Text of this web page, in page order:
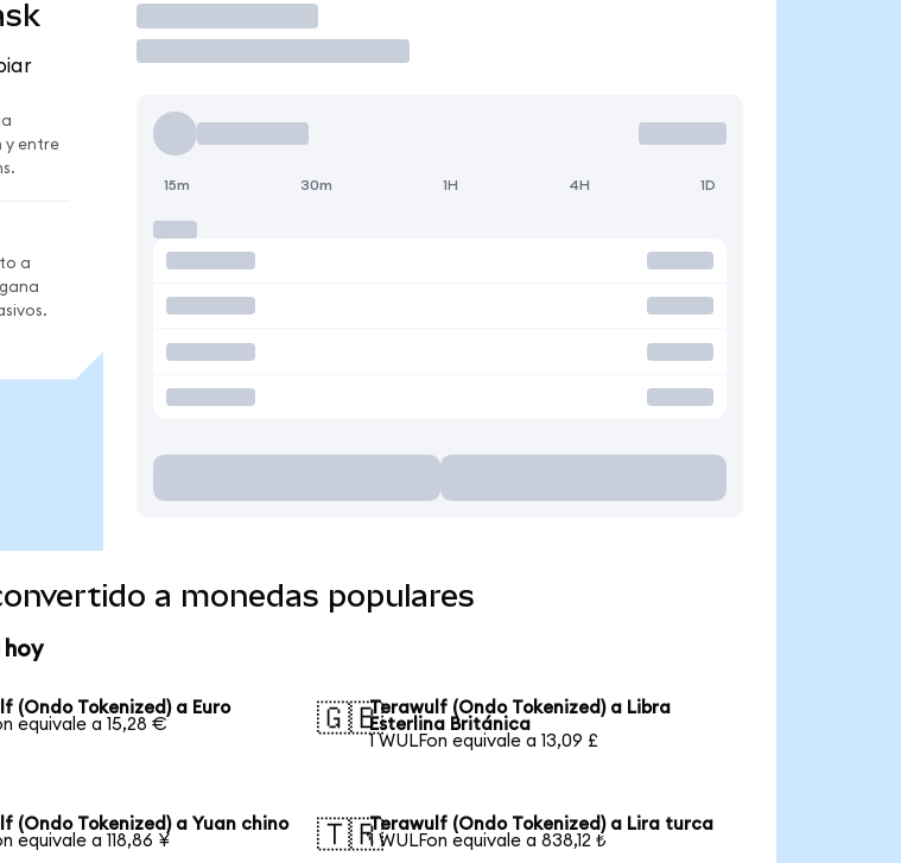
y entre
a
Operar
15m 30m 1H 4H 1D
a monedas populares
hoy
(Ondo Tokenized) a Euro
equivale a 15,28 €
🇬🇧Terawulf (Ondo Tokenized) a Libra
Esterlina Británica
1 WULFon equivale a 13,09 £
(Ondo Tokenized) a Yuan chino
equivale a 118,86 ¥
🇹🇷Terawulf (Ondo Tokenized) a Lira turca
1 WULFon equivale a 838,12 ₺